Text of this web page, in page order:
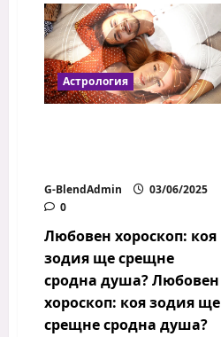
прогнози
за
през
юни
Астрология
G-BlendAdmin
03/06/2025
0
Любовен хороскоп: коя
зодия ще срещне
сродна душа? Любовен
хороскоп: коя зодия ще
срещне сродна душа?